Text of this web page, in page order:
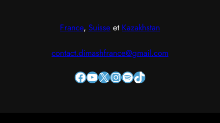
France, Suisse et Kazakhstan
contact.dimashfrance@gmail.com
Facebook YouTube X InstagramSpotify TikTok